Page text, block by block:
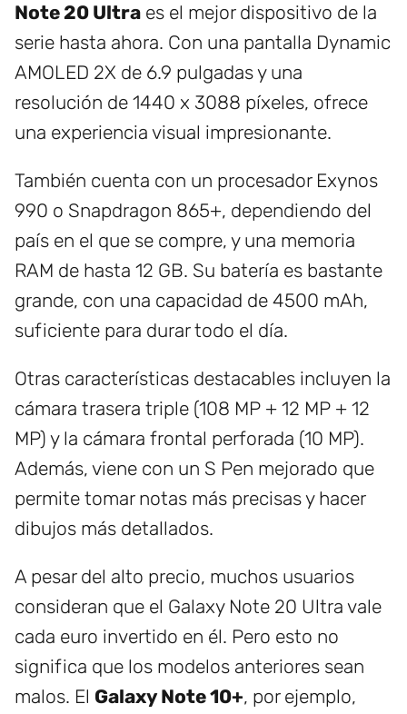
Note 20 Ultra es el mejor dispositivo de la
serie hasta ahora. Con una pantalla Dynamic
AMOLED 2X de 6.9 pulgadas y una
resolución de 1440 x 3088 píxeles, ofrece
una experiencia visual impresionante.
También cuenta con un procesador Exynos
990 o Snapdragon 865+, dependiendo del
país en el que se compre, y una memoria
RAM de hasta 12 GB. Su batería es bastante
grande, con una capacidad de 4500 mAh,
suficiente para durar todo el día.
Otras características destacables incluyen la
cámara trasera triple (108 MP + 12 MP + 12
MP) y la cámara frontal perforada (10 MP).
Además, viene con un S Pen mejorado que
permite tomar notas más precisas y hacer
dibujos más detallados.
A pesar del alto precio, muchos usuarios
consideran que el Galaxy Note 20 Ultra vale
cada euro invertido en él. Pero esto no
significa que los modelos anteriores sean
malos. El Galaxy Note 10+, por ejemplo,